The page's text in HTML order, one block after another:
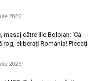
2026
către Ilie Bolojan: ‘Ca
rog, eliberați România! Plecați
2026